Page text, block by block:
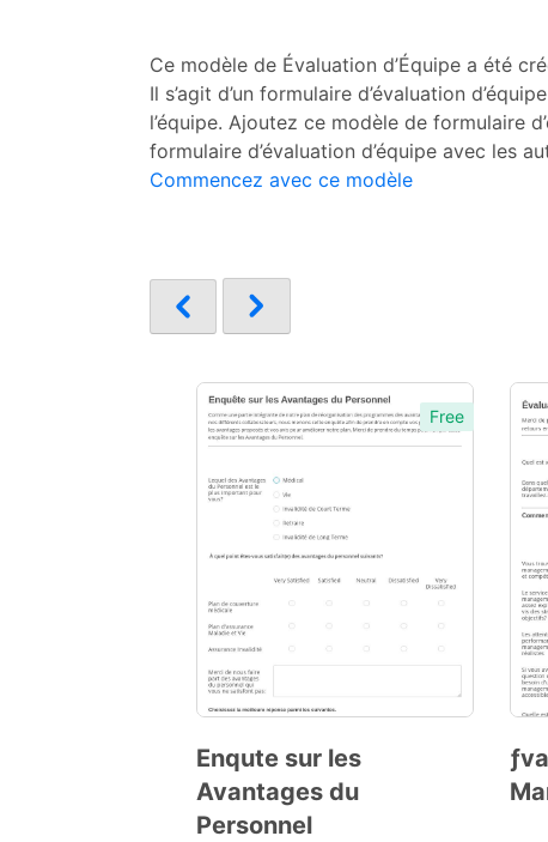
Ce modèle de Évaluation d’Équipe a été
Il s’agit d’un formulaire d’évaluation
l’équipe. Ajoutez ce modèle de formulaire
formulaire d’évaluation d’équipe avec les
Commencez avec ce modèle
Free
Enqute sur les
Avantages du
Personnel